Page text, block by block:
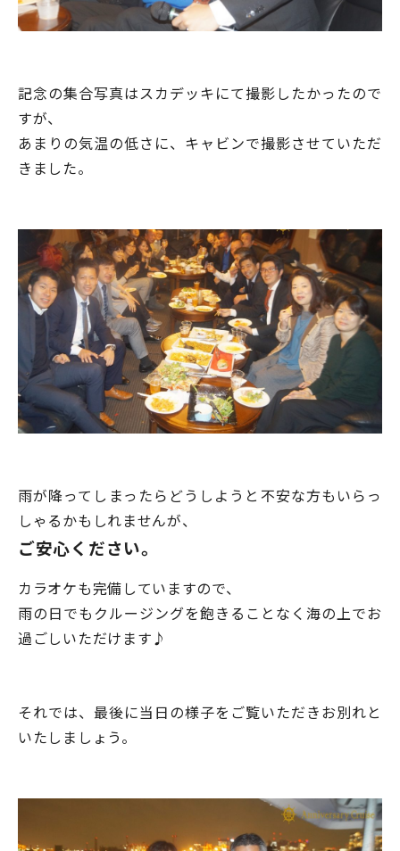
記念の集合写真はスカデッキにて撮影したかったので
すが、
あまりの気温の低さに、キャビンで撮影させていただ
きました。
雨が降ってしまったらどうしようと不安な方もいらっ
しゃるかもしれませんが、
ご安心ください。
カラオケも完備していますので、
雨の日でもクルージングを飽きることなく海の上でお
過ごしいただけます♪
それでは、最後に当日の様子をご覧いただきお別れと
いたしましょう。